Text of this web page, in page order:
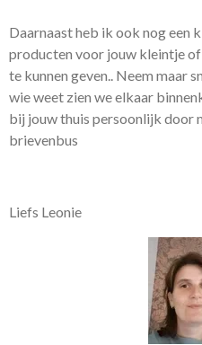
Daarnaast heb ik ook nog een
producten voor jouw kleintje
te kunnen geven.. Neem maar
wie weet zien we elkaar
bij jouw thuis persoonlijk door
brievenbus
Liefs Leonie